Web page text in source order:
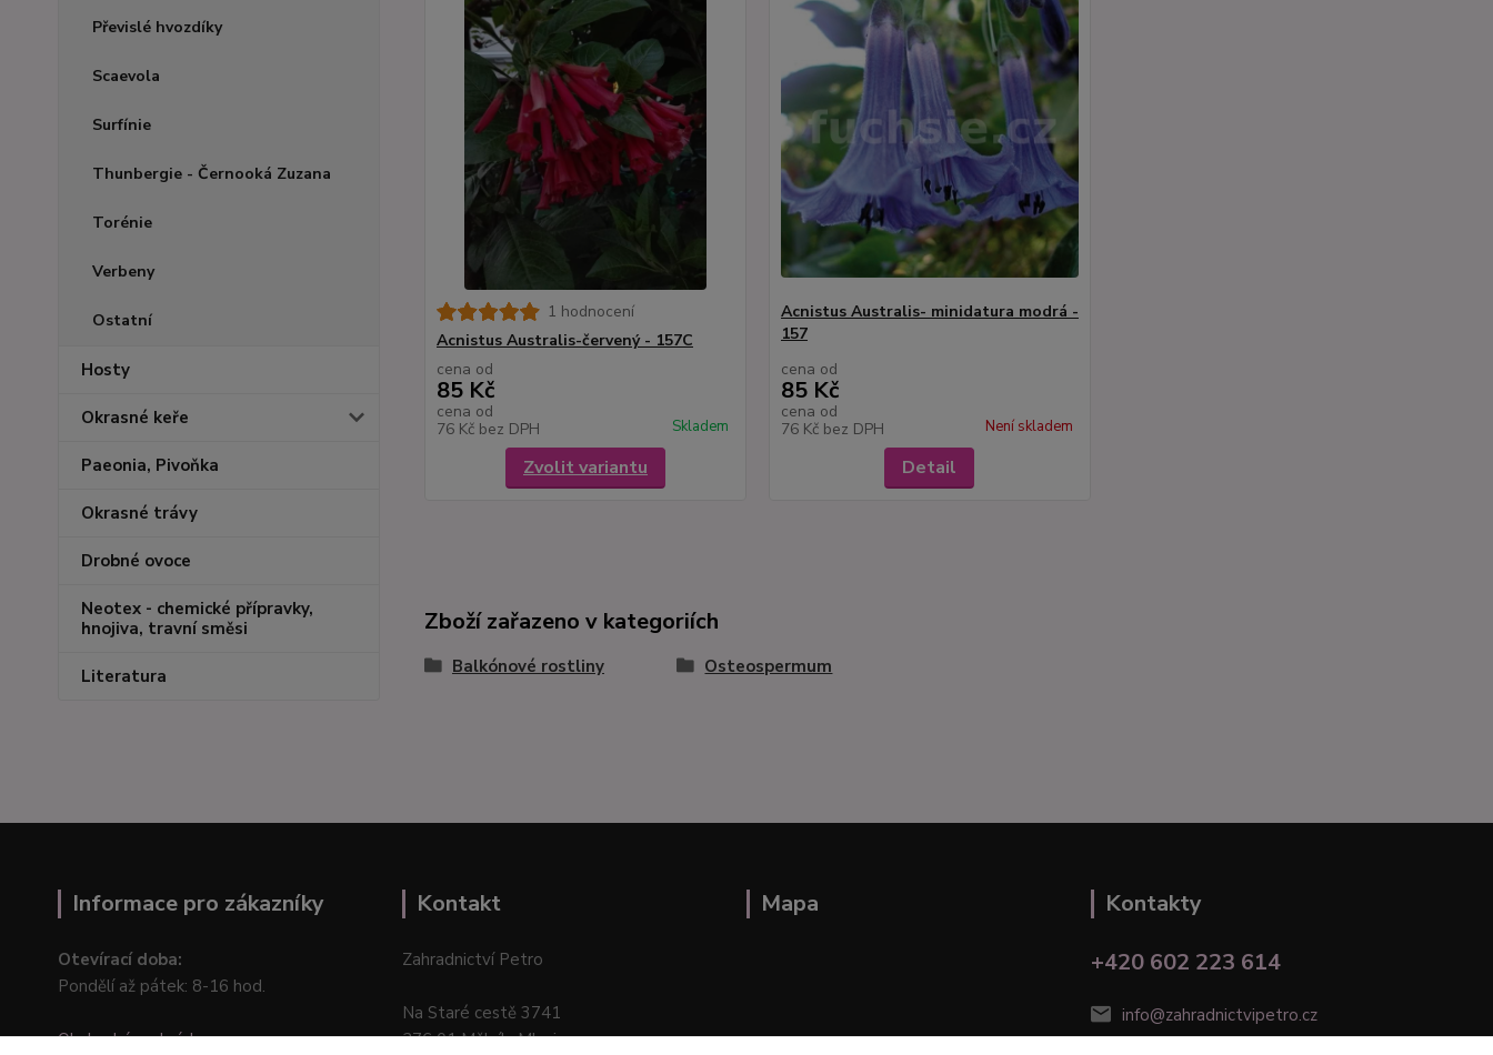
Převislé hvozdíky
Scaevola
Surfínie
Thunbergie - Černooká Zuzana
Torénie
Verbeny
Ostatní
Hosty
Okrasné keře
Paeonia, Pivoňka
Okrasné trávy
Drobné ovoce
Neotex - chemické přípravky,
hnojiva, travní směsi
Literatura
1 hodnocení
Acnistus Australis-červený - 157C
cena od
85 Kč
cena od
76 Kč bez DPH Skladem
Zvolit variantu
Acnistus Australis- minidatura modrá -
157
cena od
85 Kč
cena od
76 Kč bez DPH Není skladem
Detail
Zboží zařazeno v kategoriích
Balkónové rostliny Osteospermum
Informace pro zákazníky
Otevírací doba:
Pondělí až pátek: 8-16 hod.
Obchodní podmínky
Kontakt
Zahradnictví Petro
Na Staré cestě 3741
276 01 Mělník–Mlazice
Mapa
Kontakty
+420 602 223 614
info@zahradnictvipetro.cz